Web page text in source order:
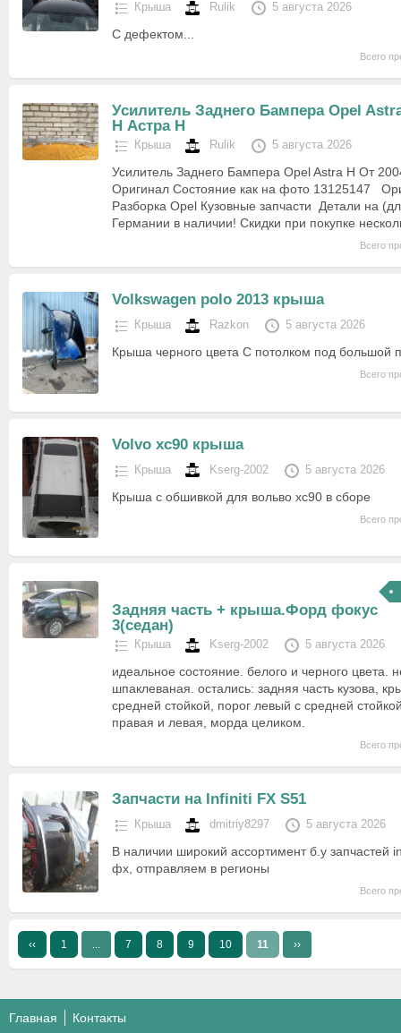
Крыша Rulik 5 августа 2026
С дефектом...
Всего
Усилитель Заднего Бампера Opel
H Астра Н
Крыша Rulik 5 августа 2026
Усилитель Заднего Бампера Opel Astra H От
Оригинал Состояние как на фото 13125147
Разборка Opel Кузовные запчасти Детали на
Германии в наличии! Скидки при покупке
Всего
Volkswagen polo 2013 крыша
Крыша Razkon 5 августа 2026
Крыша черного цвета С потолком под большой
Всего
Volvo xc90 крыша
Крыша Kserg-2002 5 августа 2026
Крыша с обшивкой для вольво хс90 в сборе
Всего
Задняя часть + крыша.Форд фокус
3(седан)
Крыша Kserg-2002 5 августа 2026
идеальное состояние. белого и черного цвета.
шпаклеваная. остались: задняя часть кузова,
средней стойкой, порог левый с средней
правая и левая, морда целиком.
Всего
Запчасти на Infiniti FX S51
Крыша dmitriy8297 5 августа 2026
В наличии широкий ассортимент б.у запчастей
фх, отправляем в регионы
Всего
‹‹ 1 ... 7 8 9 10 11 ››
Главная Контакты